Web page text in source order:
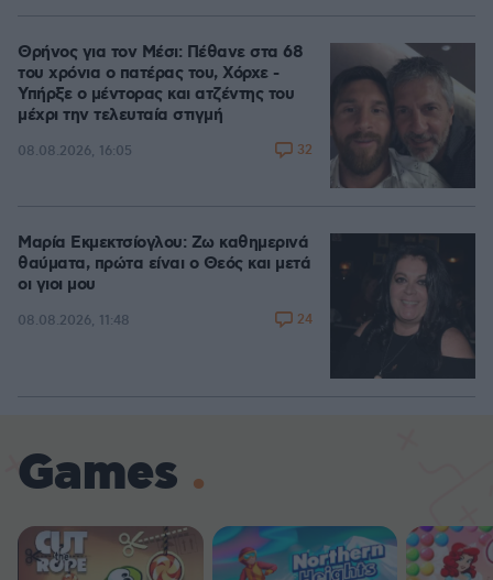
Θρήνος για τον Μέσι: Πέθανε στα 68
του χρόνια ο πατέρας του, Χόρχε -
Υπήρξε ο μέντορας και ατζέντης του
μέχρι την τελευταία στιγμή
08.08.2026, 16:05 32
Μαρία Εκμεκτσίογλου: Ζω καθημερινά
θαύματα, πρώτα είναι ο Θεός και μετά
οι γιοι μου
08.08.2026, 11:48 24
Games